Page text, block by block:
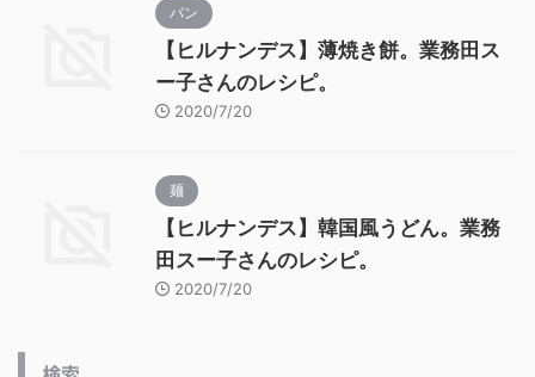
パン
【ヒルナンデス】薄焼き餅。業務田ス
ー子さんのレシピ。
2020/7/20
麺
【ヒルナンデス】韓国風うどん。業務
田スー子さんのレシピ。
2020/7/20